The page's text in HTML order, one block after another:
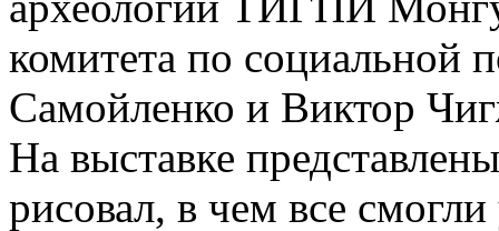
комитета по социальной
Самойленко и Виктор
На выставке
рисовал, в чем все